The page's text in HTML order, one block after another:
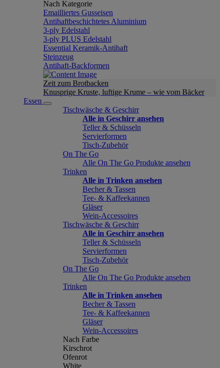
Nach Kategorie
Emailliertes Gusseisen
Antihaftbeschichtetes Aluminium
3-ply Edelstahl
3-ply PLUS Edelstahl
Essential Keramik-Antihaft
Steinzeug
Antihaft-Backformen
Zeit zum Brotbacken
Knusprige Kruste, luftige Krume – wie vom Bäcker
Essen
Tischwäsche & Geschirr
Alle in Geschirr ansehen
Teller & Schüsseln
Servierformen
Tisch-Zubehör
On The Go
Alle On The Go Produkte ansehen
Trinken
Alle in Trinken ansehen
Becher & Tassen
Tee- & Kaffeekannen
Gläser
Wein-Accessoires
Tischwäsche & Geschirr
Alle in Geschirr ansehen
Teller & Schüsseln
Servierformen
Tisch-Zubehör
On The Go
Alle On The Go Produkte ansehen
Trinken
Alle in Trinken ansehen
Becher & Tassen
Tee- & Kaffeekannen
Gläser
Wein-Accessoires
Nach Farbe
Kirschrot
Ofenrot
White